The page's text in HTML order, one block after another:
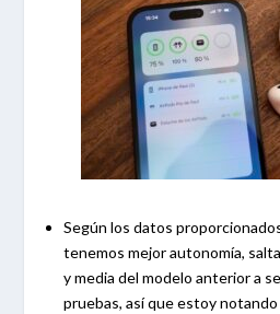
Según los datos
tenemos mejor autonomía,
y media del modelo anterior a
pruebas, así que estoy